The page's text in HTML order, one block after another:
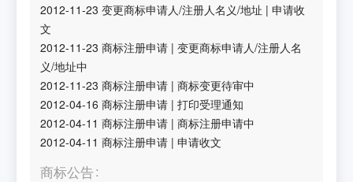
2012-11-23 变更商标申请人/注册人名义/地址 |申请收
文
2012-11-23 商标注册申请 |变更商标申请人/注册人名
义/地址中
2012-11-23 商标注册申请 |商标变更待审中
2012-04-16 商标注册申请 |打印受理通知
2012-04-11 商标注册申请 |商标注册申请中
2012-04-11 商标注册申请 |申请收文
商标公告